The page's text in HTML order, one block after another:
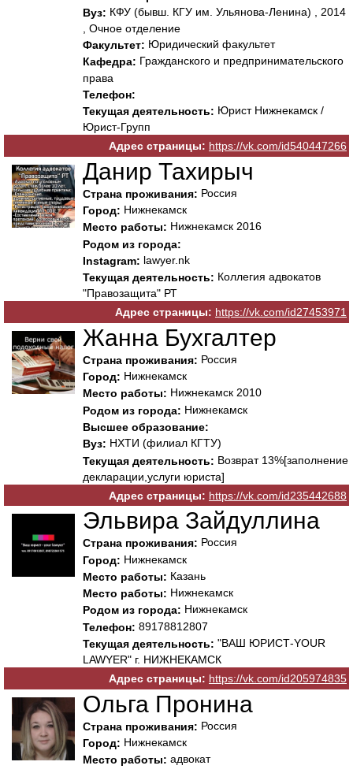
Вуз: КФУ (бывш. КГУ им. Ульянова-Ленина) , 2014
, Очное отделение
Факультет: Юридический факультет
Кафедра: Гражданского и предпринимательского
права
Телефон:
Текущая деятельность: Юрист Нижнекамск /
Юрист-Групп
Адрес страницы: https://vk.com/id540447266
Данир Тахирыч
Страна проживания: Россия
Город: Нижнекамск
Место работы: Нижнекамск 2016
Родом из города:
Instagram: lawyer.nk
Текущая деятельность: Коллегия адвокатов
"Правозащита" РТ
Адрес страницы: https://vk.com/id27453971
Жанна Бухгалтер
Страна проживания: Россия
Город: Нижнекамск
Место работы: Нижнекамск 2010
Родом из города: Нижнекамск
Высшее образование:
Вуз: НХТИ (филиал КГТУ)
Текущая деятельность: Возврат 13%[заполнение
декларации,услуги юриста]
Адрес страницы: https://vk.com/id235442688
Эльвира Зайдуллина
Страна проживания: Россия
Город: Нижнекамск
Место работы: Казань
Место работы: Нижнекамск
Родом из города: Нижнекамск
Телефон: 89178812807
Текущая деятельность: "ВАШ ЮРИСТ-YOUR
LAWYER" г. НИЖНЕКАМСК
Адрес страницы: https://vk.com/id205974835
Ольга Пронина
Страна проживания: Россия
Город: Нижнекамск
Место работы: адвокат